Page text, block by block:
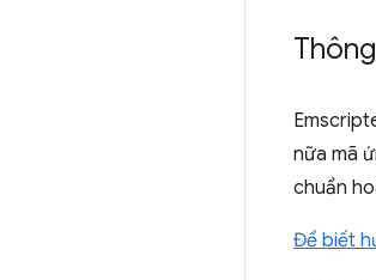
nữa mã
chuẩn
Để biết